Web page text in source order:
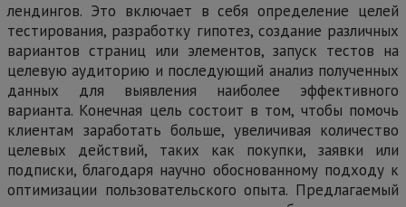
лендингов. Это включает в себя определение целей
тестирования, разработку гипотез, создание различных
вариантов страниц или элементов, запуск тестов на
целевую аудиторию и последующий анализ полученных
данных для выявления наиболее эффективного
варианта. Конечная цель состоит в том, чтобы помочь
клиентам заработать больше, увеличивая количество
целевых действий, таких как покупки, заявки или
подписки, благодаря научно обоснованному подходу к
оптимизации пользовательского опыта. Предлагаемый